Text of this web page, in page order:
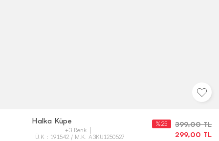
Halka Küpe
+3 Renk
Ü.K : 191542 / M.K. A3KU1250527
399,00TL
299,00 TL
%25